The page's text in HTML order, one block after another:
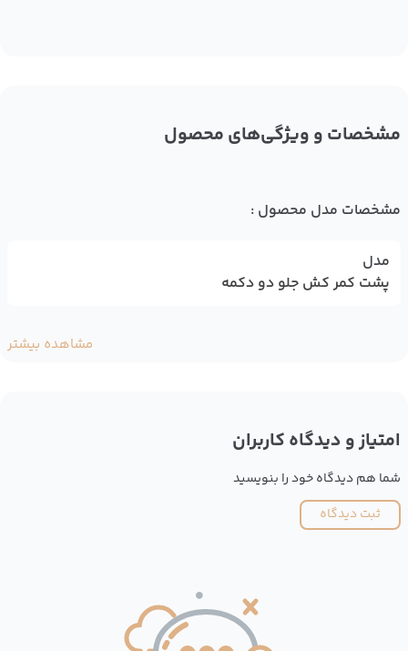
مشخصات و ویژگی‌های محصول
مشخصات مدل محصول :
مدل
پشت کمر کش جلو دو دکمه
مشاهده بیشتر
امتیاز و دیدگاه کاربران
شما هم دیدگاه خود را بنویسید
ثبت دیدگاه